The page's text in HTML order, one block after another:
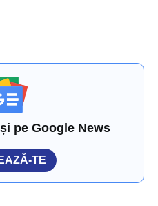
pe Google News
TE